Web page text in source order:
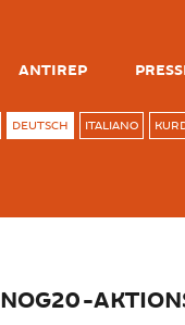
ANTIREP
DEUTSCH ITALIANO
NOG20-